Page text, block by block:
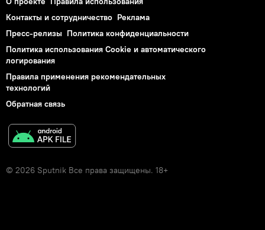
Контакты и сотрудничество Реклама
Пресс-релизы Политика конфиденциальности
Политика использования Cookie и автоматического
логирования
Правила применения рекомендательных
технологий
Обратная связь
© 2026 Sputnik Все права защищены. 18+